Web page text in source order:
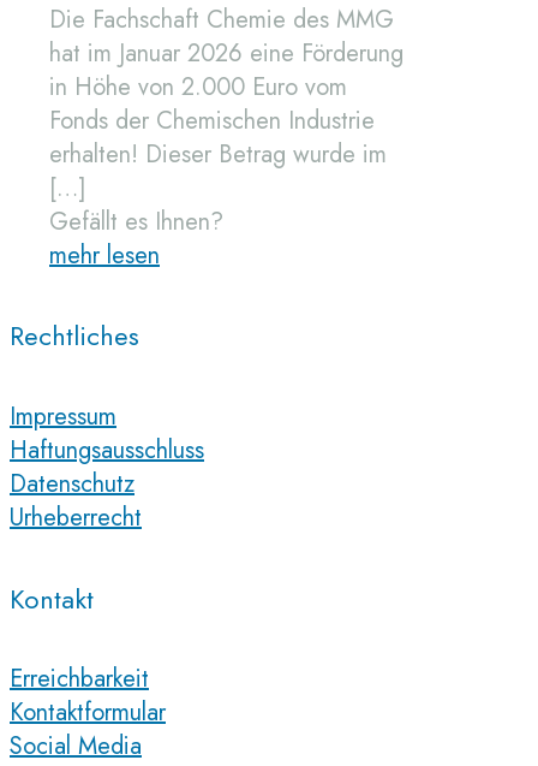
Die Fachschaft Chemie des MMG
hat im Januar 2026 eine Förderung
in Höhe von 2.000 Euro vom
Fonds der Chemischen Industrie
erhalten! Dieser Betrag wurde im
[…]
Gefällt es Ihnen?
mehr lesen
Rechtliches
Impressum
Haftungsausschluss
Datenschutz
Urheberrecht
Kontakt
Erreichbarkeit
Kontaktformular
Social Media